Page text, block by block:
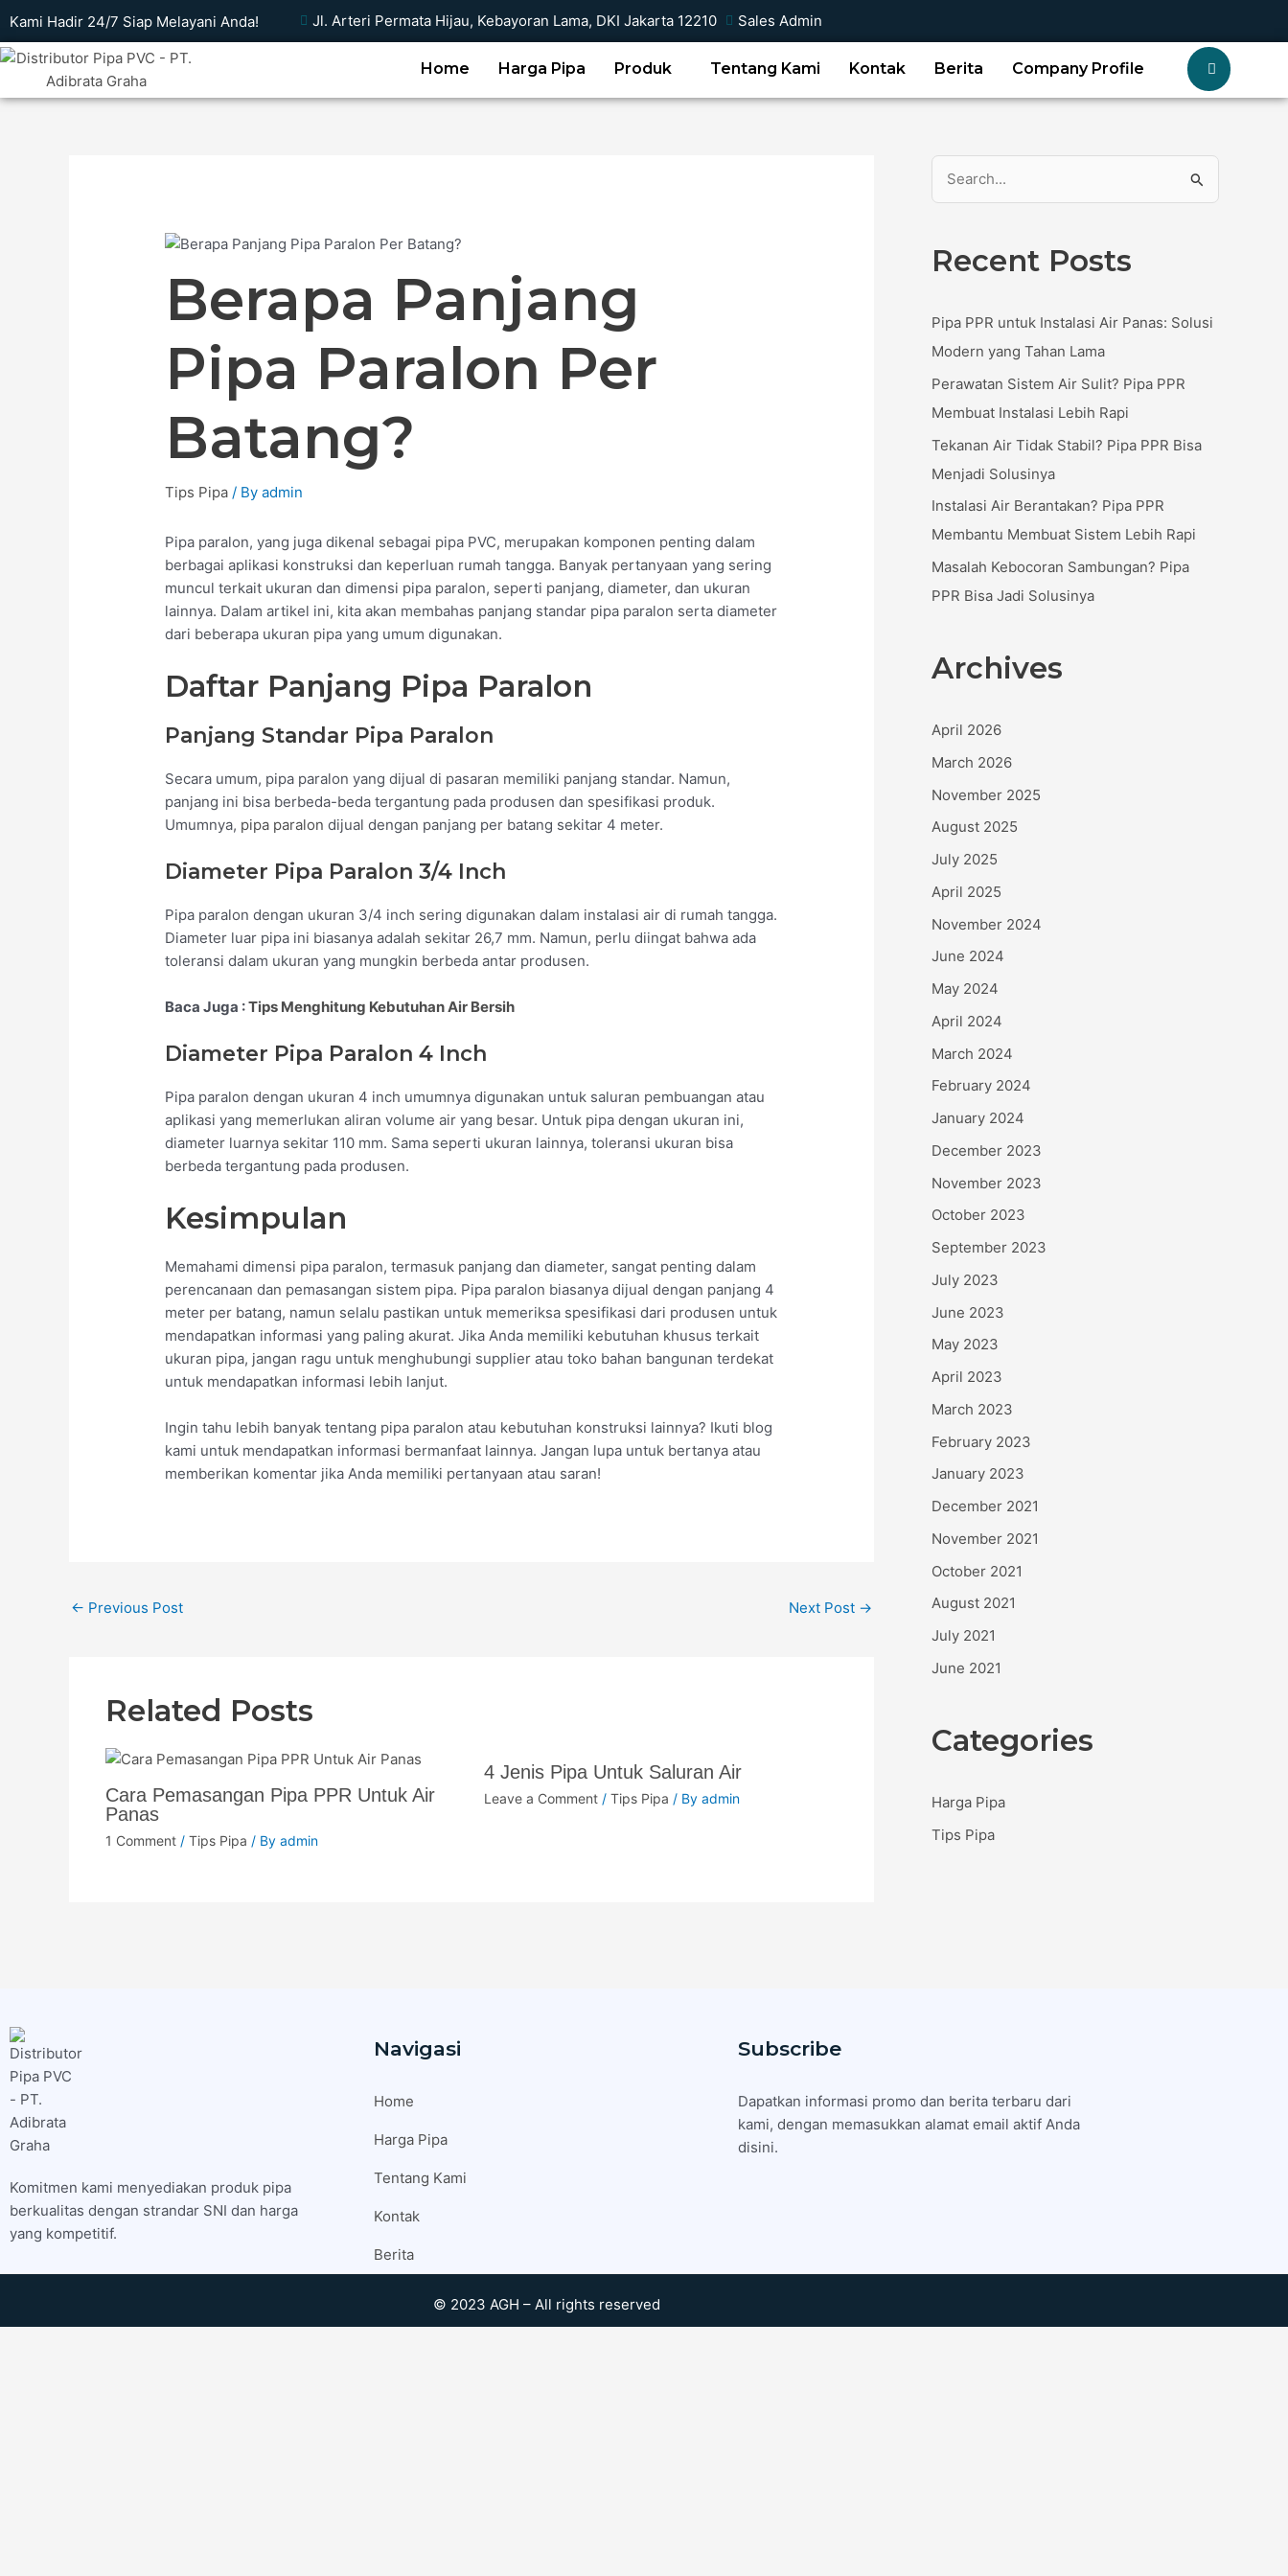
to
content
Kami Hadir 24/7 Siap Melayani Anda! Jl. Arteri Permata Hijau, Kebayoran Lama, DKI Jakarta 12210 Sales Admin
Home Harga Pipa Produk Tentang Kami Kontak Berita Company Profile
Berapa Panjang
Pipa Paralon Per
Batang?
Tips Pipa / Byadmin
Pipa paralon, yang juga dikenal sebagai pipa PVC, merupakan komponen penting dalam
berbagai aplikasi konstruksi dan keperluan rumah tangga. Banyak pertanyaan yang sering
muncul terkait ukuran dan dimensi pipa paralon, seperti panjang, diameter, dan ukuran
lainnya. Dalam artikel ini, kita akan membahas panjang standar pipa paralon serta diameter
dari beberapa ukuran pipa yang umum digunakan.
Daftar Panjang Pipa Paralon
Panjang Standar Pipa Paralon
Secara umum, pipa paralon yang dijual di pasaran memiliki panjang standar. Namun,
panjang ini bisa berbeda-beda tergantung pada produsen dan spesifikasi produk.
Umumnya, pipa paralon dijual dengan panjang per batang sekitar 4 meter.
Diameter Pipa Paralon 3/4 Inch
Pipa paralon dengan ukuran 3/4 inch sering digunakan dalam instalasi air di rumah tangga.
Diameter luar pipa ini biasanya adalah sekitar 26,7 mm. Namun, perlu diingat bahwa ada
toleransi dalam ukuran yang mungkin berbeda antar produsen.
Baca Juga :Tips Menghitung Kebutuhan Air Bersih
Diameter Pipa Paralon 4 Inch
Pipa paralon dengan ukuran 4 inch umumnya digunakan untuk saluran pembuangan atau
aplikasi yang memerlukan aliran volume air yang besar. Untuk pipa dengan ukuran ini,
diameter luarnya sekitar 110 mm. Sama seperti ukuran lainnya, toleransi ukuran bisa
berbeda tergantung pada produsen.
Kesimpulan
Memahami dimensi pipa paralon, termasuk panjang dan diameter, sangat penting dalam
perencanaan dan pemasangan sistem pipa. Pipa paralon biasanya dijual dengan panjang 4
meter per batang, namun selalu pastikan untuk memeriksa spesifikasi dari produsen untuk
mendapatkan informasi yang paling akurat. Jika Anda memiliki kebutuhan khusus terkait
ukuran pipa, jangan ragu untuk menghubungi supplier atau toko bahan bangunan terdekat
untuk mendapatkan informasi lebih lanjut.
Ingin tahu lebih banyak tentang pipa paralon atau kebutuhan konstruksi lainnya? Ikuti blog
kami untuk mendapatkan informasi bermanfaat lainnya. Jangan lupa untuk bertanya atau
memberikan komentar jika Anda memiliki pertanyaan atau saran!
← Previous Post Next Post →
Related Posts
Cara Pemasangan Pipa PPR Untuk Air
Panas
1 Comment / Tips Pipa / By admin
4 Jenis Pipa Untuk Saluran Air
Leave a Comment / Tips Pipa / By admin
r
h
f
o
r
:
Recent Posts
Pipa PPR untuk Instalasi Air Panas: Solusi
Modern yang Tahan Lama
Perawatan Sistem Air Sulit? Pipa PPR
Membuat Instalasi Lebih Rapi
Tekanan Air Tidak Stabil? Pipa PPR Bisa
Menjadi Solusinya
Instalasi Air Berantakan? Pipa PPR
Membantu Membuat Sistem Lebih Rapi
Masalah Kebocoran Sambungan? Pipa
PPR Bisa Jadi Solusinya
Archives
April 2026
March 2026
November 2025
August 2025
July 2025
April 2025
November 2024
June 2024
May 2024
April 2024
March 2024
February 2024
January 2024
December 2023
November 2023
October 2023
September 2023
July 2023
June 2023
May 2023
April 2023
March 2023
February 2023
January 2023
December 2021
November 2021
October 2021
August 2021
July 2021
June 2021
Categories
Harga Pipa
Tips Pipa
Komitmen kami menyediakan produk pipa
berkualitas dengan strandar SNI dan harga
yang kompetitif.
Navigasi
Home
Harga Pipa
Tentang Kami
Kontak
Berita
Subscribe
Dapatkan informasi promo dan berita terbaru dari
kami, dengan memasukkan alamat email aktif Anda
disini.
© 2023 AGH – All rights reserved